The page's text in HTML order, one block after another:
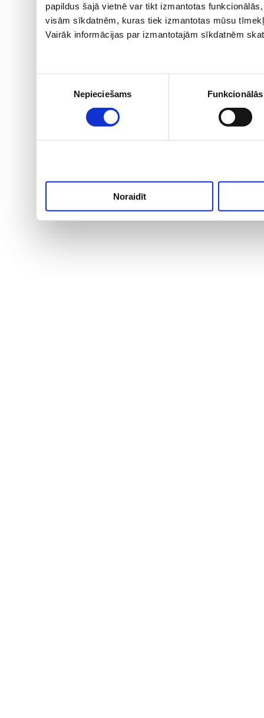
papildus šajā vietnē var tikt izmantotas
visām sīkdatnēm, kuras tiek izmantotas mūsu
Vairāk informācijas par izmantotajām sīkdatnēm
Nepieciešams Funkcionālās
Noraidīt